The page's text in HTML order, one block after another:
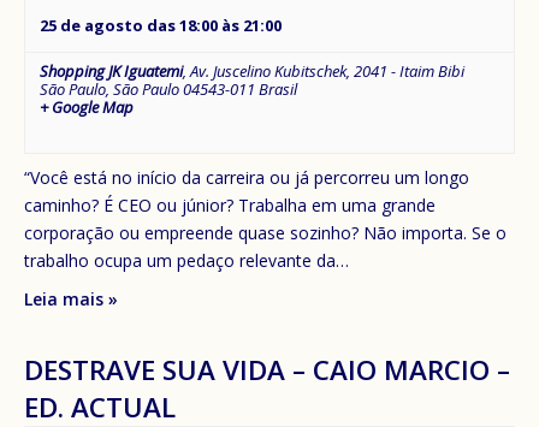
25 de agosto das 18:00 às 21:00
Shopping JK Iguatemi,Av. Juscelino Kubitschek, 2041 - Itaim Bibi
São Paulo, São Paulo04543-011 Brasil
+ Google Map
“Você está no início da carreira ou já percorreu um longo
caminho? É CEO ou júnior? Trabalha em uma grande
corporação ou empreende quase sozinho? Não importa. Se o
trabalho ocupa um pedaço relevante da…
Leia mais »
DESTRAVE SUA VIDA – CAIO MARCIO –
ED. ACTUAL